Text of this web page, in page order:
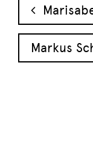
Markus